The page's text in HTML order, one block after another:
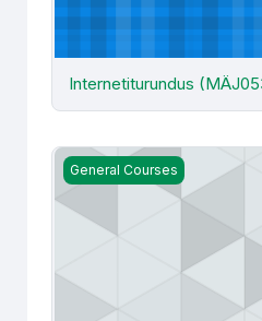
Internetiturundus
Isiklik müük ja
General Courses